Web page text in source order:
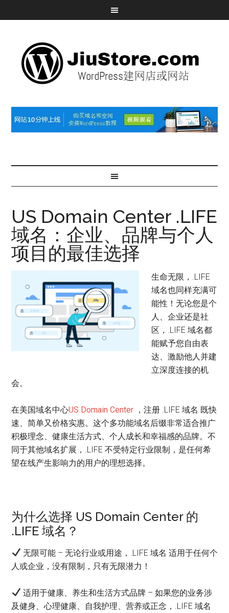
US Domain Center .LIFE
域名：企业、品牌与个人
项目的最佳选择
生命无限，.LIFE
域名也同样充满可
能性！无论您是个
人、企业还是社
区，.LIFE 域名都
能赋予您自由表
达、激励他人并建
立深度连接的机
会。
在美国域名中心US Domain Center ，注册 .LIFE 域名 既快
速、简单又价格实惠。这个多功能域名后缀非常适合推广
积极理念、健康生活方式、个人成长和幸福感的品牌。不
同于其他域名扩展，.LIFE 不受特定行业限制，是任何希
望在线产生影响力的用户的理想选择。
为什么选择 US Domain Center 的
.LIFE 域名？
无限可能 – 无论行业或用途，.LIFE 域名 适用于任何个
人或企业，没有限制，只有无限潜力！
适用于健康、养生和生活方式品牌 – 如果您的业务涉
及健身、心理健康、自我护理、营养或正念，.LIFE 域名